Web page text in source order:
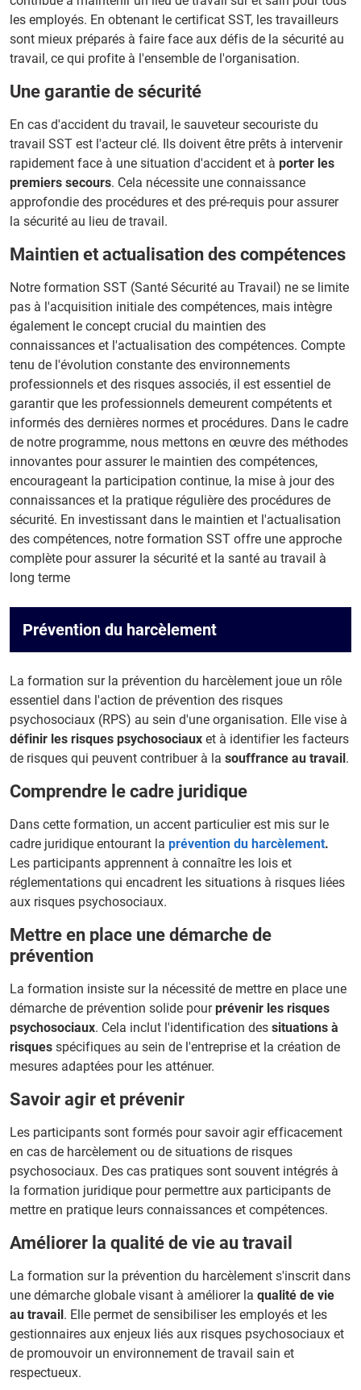
les employés. En obtenant le certificat SST, les travailleurs
sont mieux préparés à faire face aux défis de la sécurité au
travail, ce qui profite à l'ensemble de l'organisation.
Une garantie de sécurité
En cas d'accident du travail, le sauveteur secouriste du
travail SST est l'acteur clé. Ils doivent être prêts à intervenir
rapidement face à une situation d'accident et à porter les
premiers secours. Cela nécessite une connaissance
approfondie des procédures et des pré-requis pour assurer
la sécurité au lieu de travail.
Maintien et actualisation des compétences
Notre formation SST (Santé Sécurité au Travail) ne se limite
pas à l'acquisition initiale des compétences, mais intègre
également le concept crucial du maintien des
connaissances et l'actualisation des compétences. Compte
tenu de l'évolution constante des environnements
professionnels et des risques associés, il est essentiel de
garantir que les professionnels demeurent compétents et
informés des dernières normes et procédures. Dans le cadre
de notre programme, nous mettons en œuvre des méthodes
innovantes pour assurer le maintien des compétences,
encourageant la participation continue, la mise à jour des
connaissances et la pratique régulière des procédures de
sécurité. En investissant dans le maintien et l'actualisation
des compétences, notre formation SST offre une approche
complète pour assurer la sécurité et la santé au travail à
long terme
Prévention du harcèlement
La formation sur la prévention du harcèlement joue un rôle
essentiel dans l'action de prévention des risques
psychosociaux (RPS) au sein d'une organisation. Elle vise à
définir les risques psychosociaux et à identifier les facteurs
de risques qui peuvent contribuer à la souffrance au travail.
Comprendre le cadre juridique
Dans cette formation, un accent particulier est mis sur le
cadre juridique entourant la prévention du harcèlement.
Les participants apprennent à connaître les lois et
réglementations qui encadrent les situations à risques liées
aux risques psychosociaux.
Mettre en place une démarche de
prévention
La formation insiste sur la nécessité de mettre en place une
démarche de prévention solide pourprévenir les risques
psychosociaux. Cela inclut l'identification des situations à
risques spécifiques au sein de l'entreprise et la création de
mesures adaptées pour les atténuer.
Savoir agir et prévenir
Les participants sont formés pour savoir agir efficacement
en cas de harcèlement ou de situations de risques
psychosociaux. Des cas pratiques sont souvent intégrés à
la formation juridique pour permettre aux participants de
mettre en pratique leurs connaissances et compétences.
Améliorer la qualité de vie au travail
La formation sur la prévention du harcèlement s'inscrit dans
une démarche globale visant à améliorer la qualité de vie
au travail. Elle permet de sensibiliser les employés et les
gestionnaires aux enjeux liés aux risques psychosociaux et
de promouvoir un environnement de travail sain et
respectueux.